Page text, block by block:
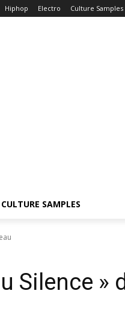
Hiphop Electro Culture Samples
CULTURE SAMPLES
Silence »